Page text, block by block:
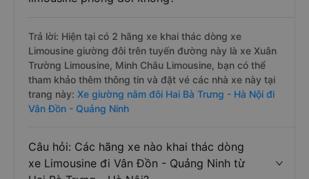
Trả lời: Hiện tại có 2 hãng xe khai thác dòng xe
Limousine giường đôi trên tuyến đường này là xe Xuân
Trường Limousine, Minh Châu Limousine, bạn có thể
tham khảo thêm thông tin và đặt vé các nhà xe này tại
trang này: Xe giường nằm đôi Hai Bà Trưng - Hà Nội đi
Vân Đồn - Quảng Ninh
Câu hỏi: Các hãng xe nào khai thác dòng
xe Limousine đi Vân Đồn - Quảng Ninh từ